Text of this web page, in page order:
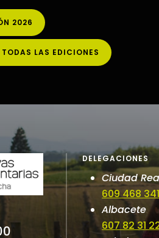
2026
TODAS LAS EDICIONES
DELEGACIONES
Ciudad
609 468
Albacete
607 82 31